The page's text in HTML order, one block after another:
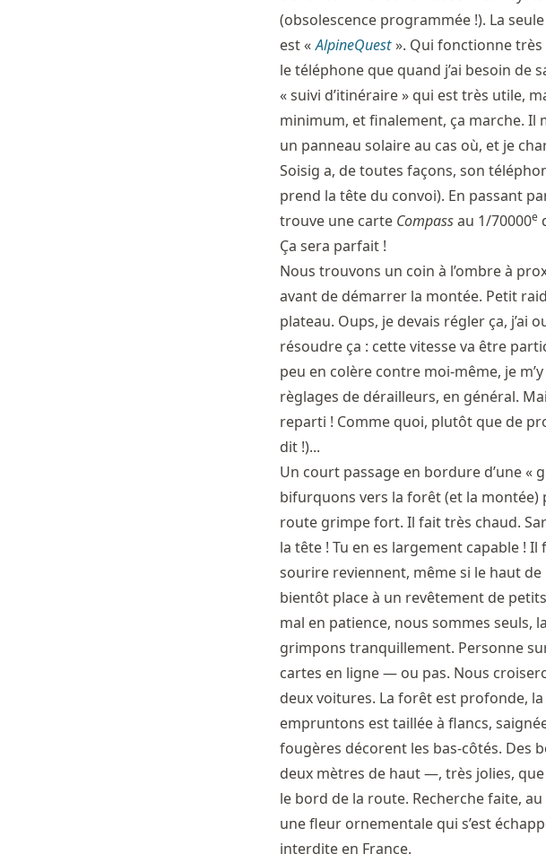
(obsolescence programmée !). La
est « AlpineQuest ». Qui fonctionne très
le téléphone que quand j’ai besoin de
« suivi d’itinéraire » qui est très utile,
minimum, et finalement, ça marche. Il
un panneau solaire au cas où, et je
Soisig a, de toutes façons, son
prend la tête du convoi). En passant
trouve une carte Compassau 1/70000e
Ça sera parfait !
Nous trouvons un coin à l’ombre à
avant de démarrer la montée. Petit
plateau. Oups, je devais régler ça, j’ai
résoudre ça : cette vitesse va être
peu en colère contre moi-même, je
règlages de dérailleurs, en général.
reparti ! Comme quoi, plutôt que de
dit !)...
Un court passage en bordure d’une «
bifurquons vers la forêt (et la
route grimpe fort. Il fait très chaud.
la tête ! Tu en es largement capable !
sourire reviennent, même si le haut
bientôt place à un revêtement de
mal en patience, nous sommes seuls,
grimpons tranquillement. Personne
cartes en ligne — ou pas. Nous
deux voitures. La forêt est profonde,
empruntons est taillée à flancs,
fougères décorent les bas-côtés. Des
deux mètres de haut —, très jolies, que
le bord de la route. Recherche faite, au
une fleur ornementale qui s’est
interdite en France.